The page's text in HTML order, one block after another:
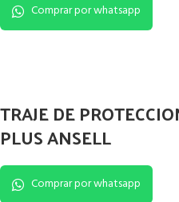
Comprar por whatsapp
TRAJE DE
PLUS ANSELL
Comprar por whatsapp